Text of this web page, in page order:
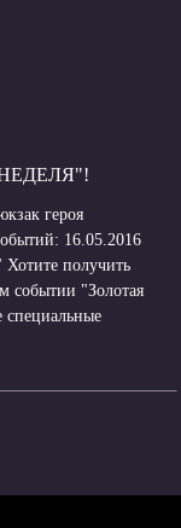
героя
16.05.2016
получить
событии "Золотая
специальные